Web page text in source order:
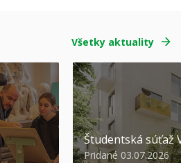
Všetky aktuality
Študentská súťaž
Pridané 03.07.2026